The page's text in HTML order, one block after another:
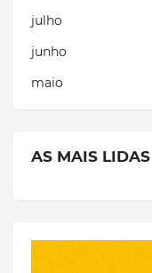
julho
junho
maio
AS MAIS LIDAS